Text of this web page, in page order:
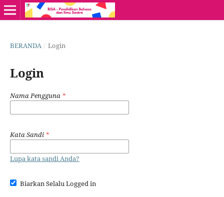
BERANDA / Login
Login
Nama Pengguna *
Kata Sandi *
Lupa kata sandi Anda?
Biarkan Selalu Logged in